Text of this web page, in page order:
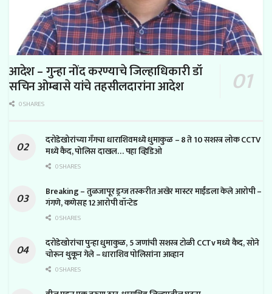
आदेश – गुन्हा नोंद करण्याचे जिल्हाधिकारी डॉ
सचिन ओम्बासे यांचे तहसीलदारांना आदेश
0 SHARES
दरोडेखोरांच्या गँगचा धाराशिवमध्ये धुमाकुळ – 8 ते 10 सशस्त्र लोक CCTV
मध्ये कैद, पोलिस दाखल… पहा व्हिडिओ
0 SHARES
Breaking – तुळजापूर ड्रग्ज तस्करीत अखेर मास्टर माईंडला केले आरोपी –
गंगणे, कणेसह 12 आरोपी वॉन्टेड
0 SHARES
दरोडेखोरांचा पुन्हा धुमाकुळ, 5 जणांची सशस्त्र टोळी CCTv मध्ये कैद, सोने
चोरून थुकून गेले – धाराशिव पोलिसांना आव्हान
0 SHARES